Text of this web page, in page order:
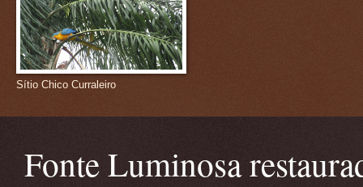
Sítio Chico Curraleiro
Fonte Luminosa